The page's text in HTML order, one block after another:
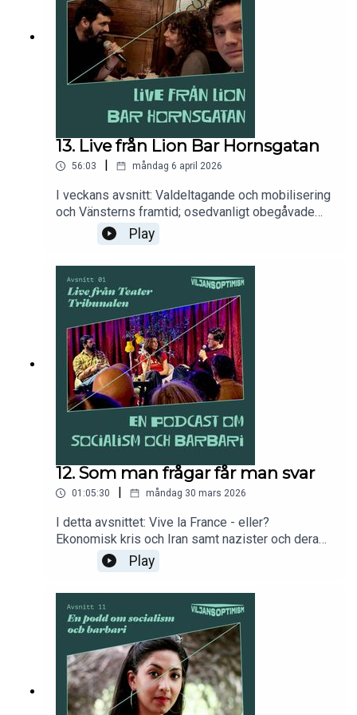
13. Live från Lion Bar Hornsgatan
56:03 måndag 6 april 2026
I veckans avsnitt: Valdeltagande och mobilisering
och Vänsterns framtid; osedvanligt obegåvade
högerprofiler, samt en och annan jabb mot
snedvriden och/eller slö journalistik. Allt levererat
från ett mörkt hörn på Lion Bar Hornsgatan.För
den som vill stödja podden är swishnumret:
1232779700. Följ oss gärna på Instagram
@viljansoptimism.
Play
12. Som man frågar får man svar
01:05:30 måndag 30 mars 2026
I detta avsnittet: Vive la France - eller?
Ekonomisk kris och Iran samt nazister och deras
svaga sinnen och svagsinta metoder. Sist men
inte minst: vad har folk egentligen för åsikter, och
vet politiska journalister egentligen något om vad
de är? För den som vill stödja podden är
swishnumret: 1232779700. Följ oss gärna på
Instagram @viljansoptimism.
Play